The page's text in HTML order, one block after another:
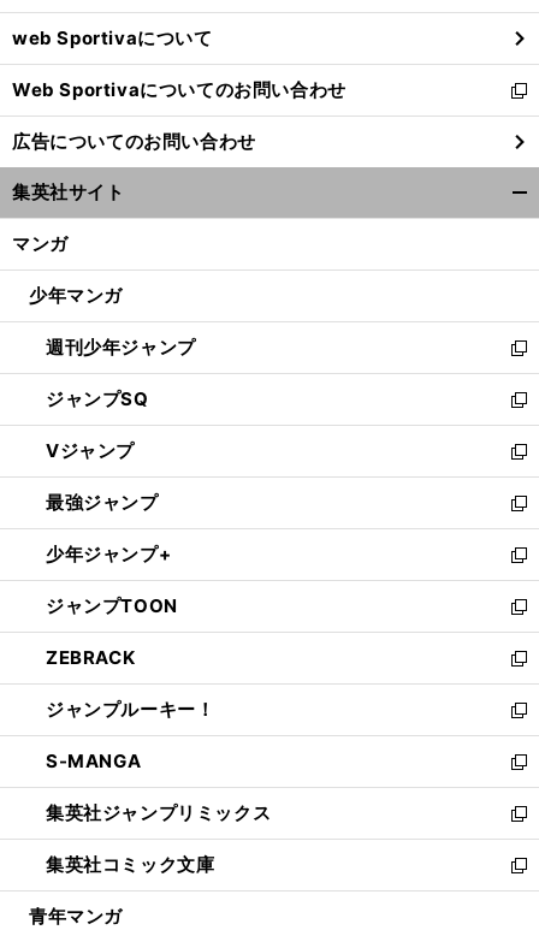
ウ
で
開
く
web Sportivaについて
Web Sportivaについてのお問い合わせ
新
し
い
ウ
ィ
ン
ウ
開
く
広告についてのお問い合わせ
集英社サイト
マンガ
少年マンガ
週刊少年ジャンプ
新
し
い
ウ
ィ
ン
ド
ウ
で
開
く
ジャンプSQ
新
し
い
ウ
ィ
ン
ド
ウ
で
開
く
Vジャンプ
新
し
い
ウ
ィ
ン
ド
ウ
で
開
く
最強ジャンプ
新
し
い
ウ
ィ
ン
ド
ウ
で
開
く
少年ジャンプ+
新
し
い
ウ
ィ
ン
ド
ウ
で
開
く
ジャンプTOON
新
し
い
ウ
ィ
ン
ド
ウ
で
開
く
ZEBRACK
新
し
い
ウ
ィ
ン
ド
ウ
で
開
ジャンプルーキー！
新
し
い
ウ
ィ
ン
ド
ウ
S-MANGA
新
し
い
ウ
ィ
ン
集英社ジャンプリミックス
新
し
い
ウ
集英社コミック文庫
新
し
青年マンガ